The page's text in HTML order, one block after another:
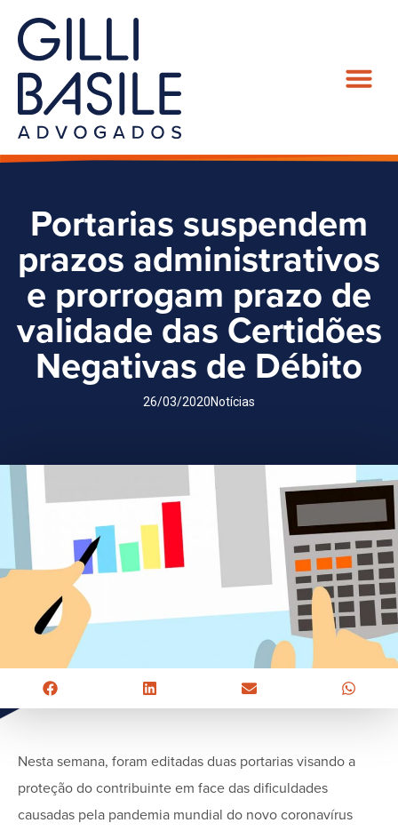
Portarias suspendem
prazos administrativos
e prorrogam prazo de
validade das Certidões
Negativas de Débito
26/03/2020Notícias
Nesta semana, foram editadas duas portarias visando a
proteção do contribuinte em face das dificuldades
causadas pela pandemia mundial do novo coronavírus